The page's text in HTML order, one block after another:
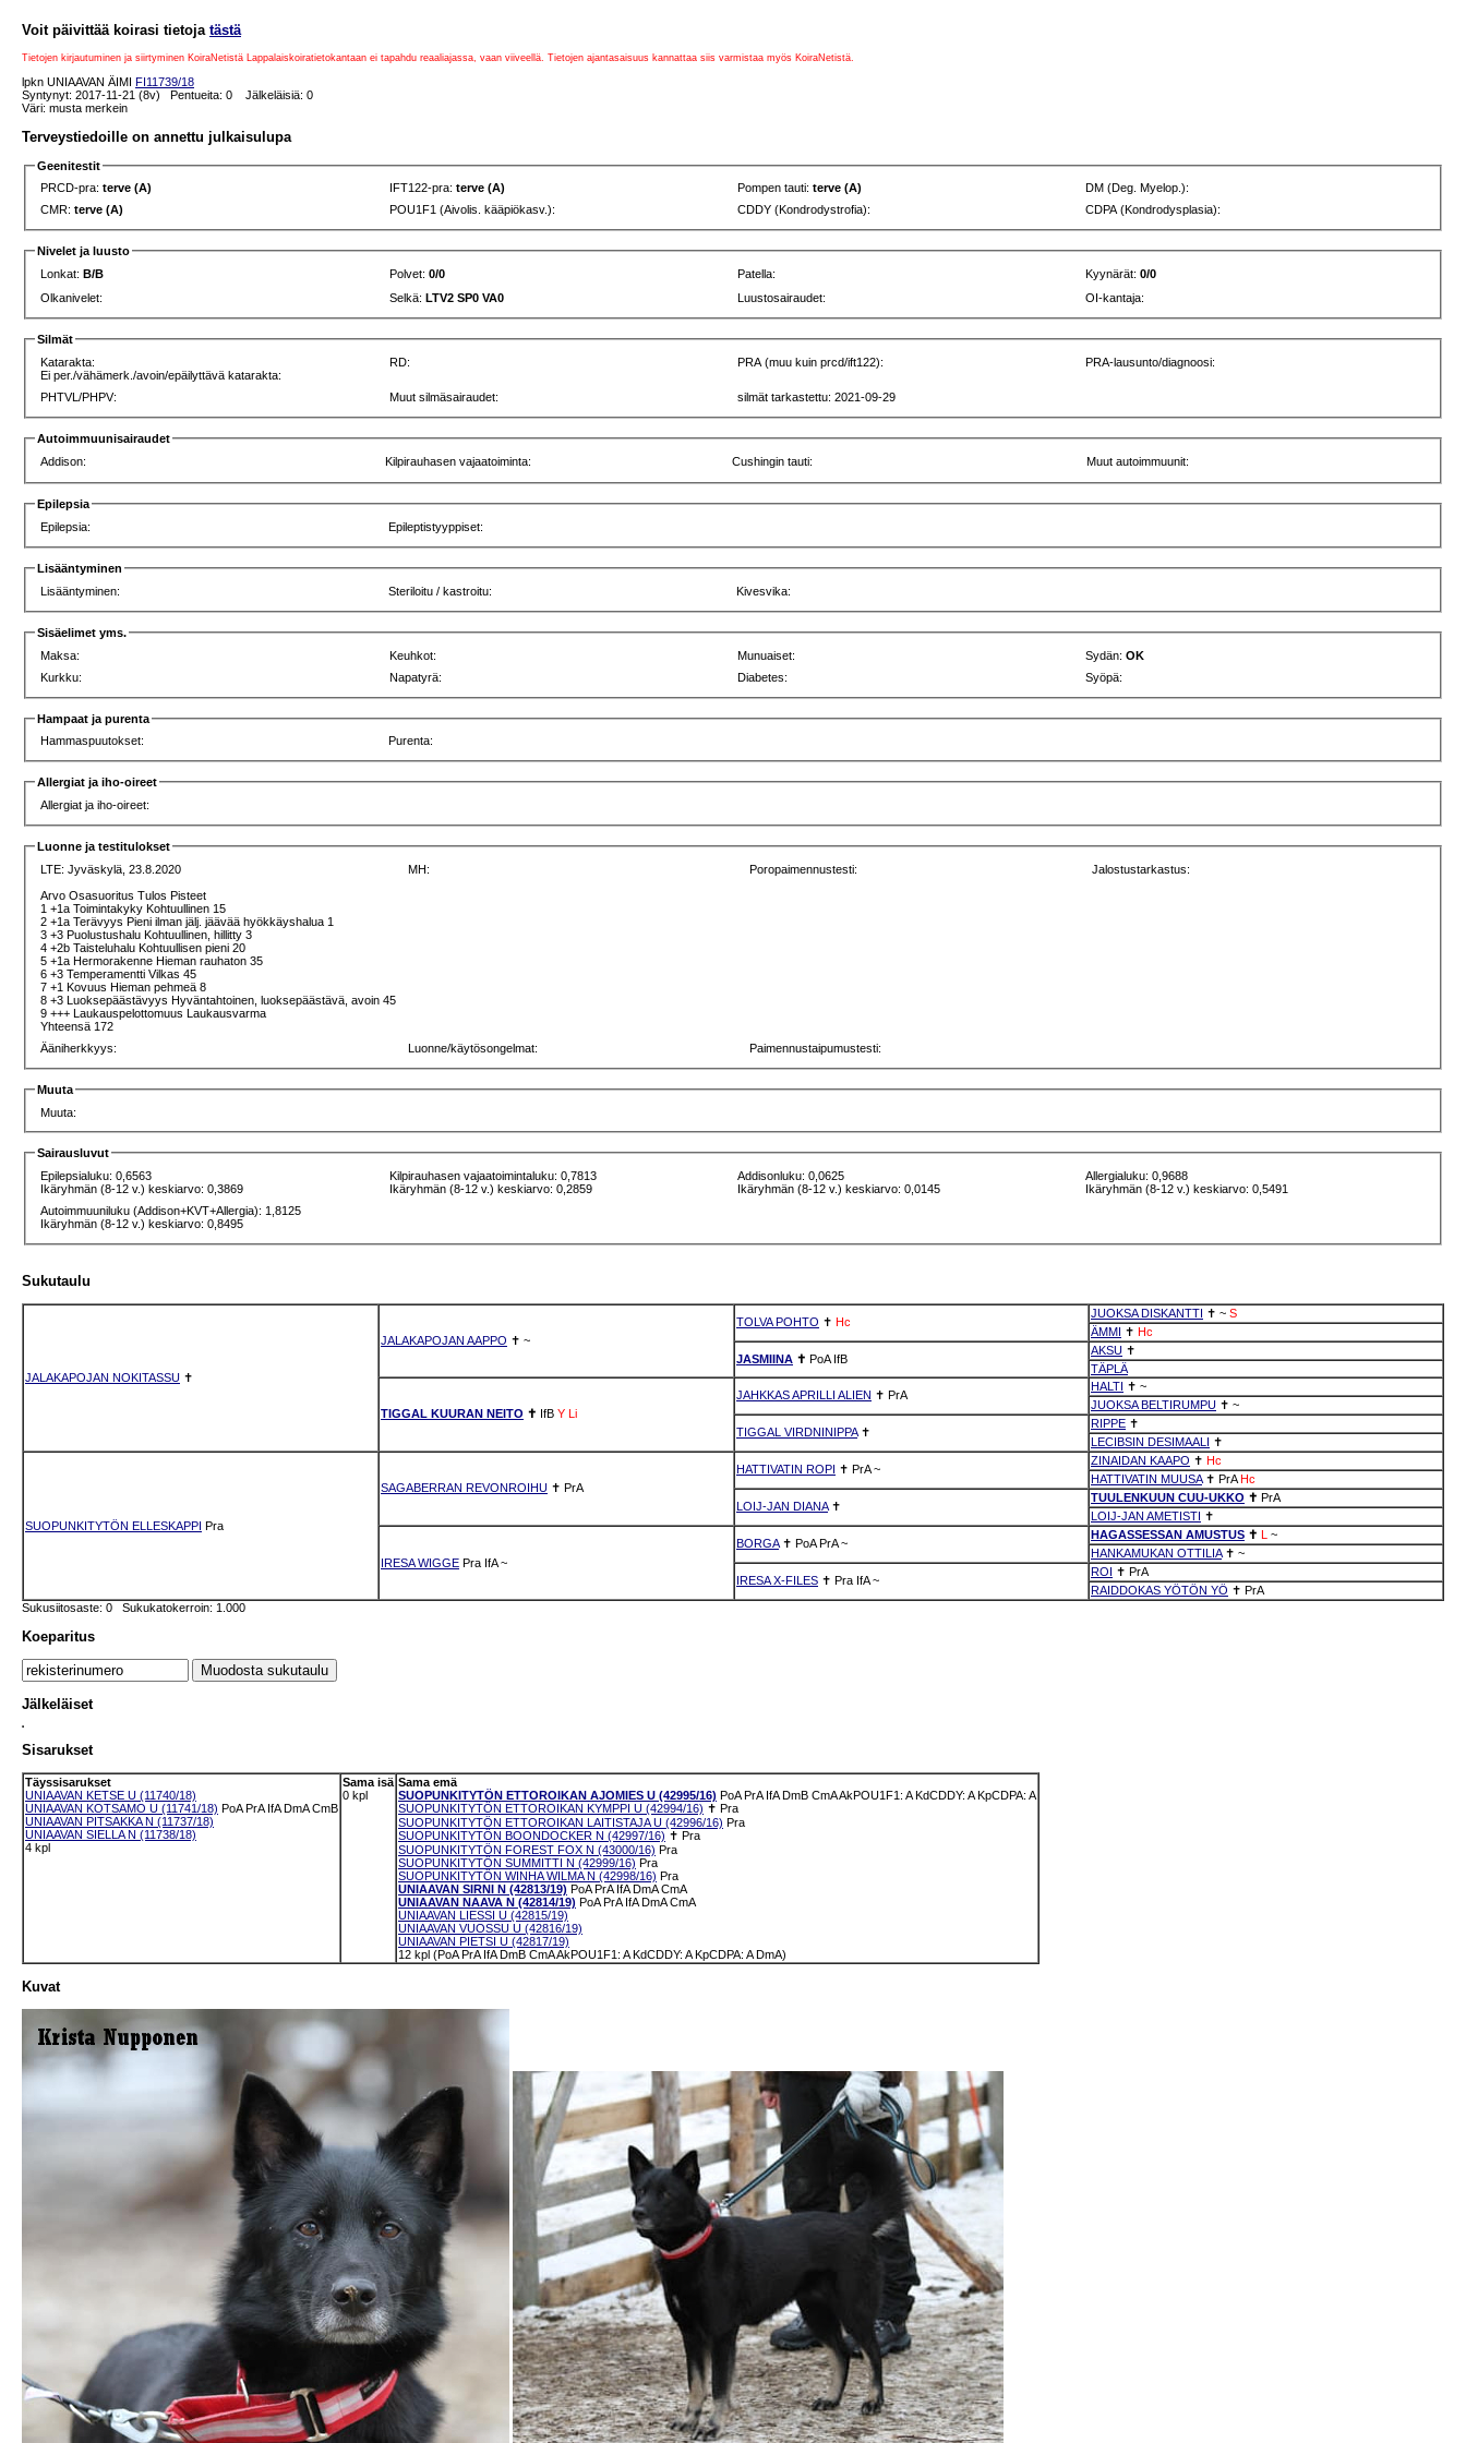
Voit päivittää koirasi tietoja tästä
Tietojen kirjautuminen ja siirtyminen KoiraNetistä Lappalaiskoiratietokantaan ei tapahdu reaaliajassa, vaan viiveellä. Tietojen ajantasaisuus kannattaa siis varmistaa myös KoiraNetistä.
lpkn UNIAAVAN ÄIMI FI11739/18
Syntynyt: 2017-11-21 (8v) Pentueita: 0 Jälkeläisiä: 0
Väri: musta merkein
Terveystiedoille on annettu julkaisulupa
Geenitestit
PRCD-pra:terve (A) IFT122-pra:terve (A) Pompen tauti:terve (A)
DM (Deg. Myelop.):
CMR:terve (A) POU1F1 (Aivolis. kääpiökasv.): CDDY (Kondrodystrofia): CDPA (Kondrodysplasia):
Nivelet ja luusto
Lonkat:B/B Polvet:0/0 Patella: Kyynärät:0/0
Olkanivelet:
Selkä:LTV2 SP0 VA0 Luustosairaudet: OI-kantaja:
Silmät
Katarakta:
Ei per./vähämerk./avoin/epäilyttävä katarakta:
RD: PRA (muu kuin prcd/ift122): PRA-lausunto/diagnoosi:
PHTVL/PHPV: Muut silmäsairaudet: silmät tarkastettu: 2021-09-29
Autoimmuunisairaudet
Addison:
Kilpirauhasen vajaatoiminta: Cushingin tauti: Muut autoimmuunit:
Epilepsia
Epilepsia:
Epileptistyyppiset:
Lisääntyminen
Lisääntyminen:
Steriloitu / kastroitu: Kivesvika:
Sisäelimet yms.
Maksa:
Keuhkot: Munuaiset: Sydän:OK
Kurkku:
Napatyrä: Diabetes: Syöpä:
Hampaat ja purenta
Hammaspuutokset:
Purenta:
Allergiat ja iho-oireet
Allergiat ja iho-oireet:
Luonne ja testitulokset
LTE:Jyväskylä, 23.8.2020
Arvo Osasuoritus Tulos Pisteet
1 +1a Toimintakyky Kohtuullinen 15
2 +1a Terävyys Pieni ilman jälj. jäävää hyökkäyshalua 1
3 +3 Puolustushalu Kohtuullinen, hillitty 3
4 +2b Taisteluhalu Kohtuullisen pieni 20
5 +1a Hermorakenne Hieman rauhaton 35
6 +3 Temperamentti Vilkas 45
7 +1 Kovuus Hieman pehmeä 8
8 +3 Luoksepäästävyys Hyväntahtoinen, luoksepäästävä, avoin 45
9 +++ Laukauspelottomuus Laukausvarma
Yhteensä 172
MH: Poropaimennustesti: Jalostustarkastus:
Ääniherkkyys: Luonne/käytösongelmat: Paimennustaipumustesti:
Muuta
Muuta:
Sairausluvut
Epilepsialuku: 0,6563
Ikäryhmän (8-12 v.) keskiarvo: 0,3869
Kilpirauhasen vajaatoimintaluku: 0,7813
Ikäryhmän (8-12 v.) keskiarvo: 0,2859
Addisonluku: 0,0625
Ikäryhmän (8-12 v.) keskiarvo: 0,0145
Allergialuku: 0,9688
Ikäryhmän (8-12 v.) keskiarvo: 0,5491
Autoimmuuniluku (Addison+KVT+Allergia): 1,8125
Ikäryhmän (8-12 v.) keskiarvo: 0,8495
Sukutaulu
JALAKAPOJAN NOKITASSU ✝
JALAKAPOJAN AAPPO ✝ ~
TOLVA POHTO ✝ Hc
JUOKSA DISKANTTI ✝ ~ S
ÄMMI ✝ Hc
JASMIINA ✝ PoA IfB
AKSU ✝
TÄPLÄ
TIGGAL KUURAN NEITO ✝ IfB Y Li
JAHKKAS APRILLI ALIEN ✝ PrA
HALTI ✝ ~
JUOKSA BELTIRUMPU ✝ ~
TIGGAL VIRDNINIPPA✝
RIPPE ✝
LECIBSIN DESIMAALI ✝
SUOPUNKITYTÖN ELLESKAPPI Pra
SAGABERRAN REVONROIHU ✝ PrA
HATTIVATIN ROPI ✝ PrA ~
ZINAIDAN KAAPO ✝ Hc
HATTIVATIN MUUSA✝ PrA Hc
LOIJ-JAN DIANA✝
TUULENKUUN CUU-UKKO ✝ PrA
LOIJ-JAN AMETISTI ✝
IRESA WIGGE Pra IfA ~
BORGA✝ PoA PrA ~
HAGASSESSAN AMUSTUS ✝ L ~
HANKAMUKAN OTTILIA✝ ~
IRESA X-FILES ✝ Pra IfA ~
ROI ✝ PrA
RAIDDOKAS YÖTÖN YÖ ✝ PrA
Sukusiitosaste: 0 Sukukatokerroin: 1.000
Koeparitus
Jälkeläiset
Sisarukset
Täyssisarukset
UNIAAVAN KETSE U (11740/18)
UNIAAVAN KOTSAMO U (11741/18) PoA PrA IfA DmA CmB
UNIAAVAN PITSAKKA N (11737/18)
UNIAAVAN SIELLA N (11738/18)
4 kpl
Sama isä
0 kpl
Sama emä
SUOPUNKITYTÖN ETTOROIKAN AJOMIES U (42995/16) PoA PrA IfA DmB CmAAkPOU1F1: A KdCDDY: A KpCDPA: A
SUOPUNKITYTÖN ETTOROIKAN KYMPPI U (42994/16) ✝ Pra
SUOPUNKITYTÖN ETTOROIKAN LAITISTAJA U (42996/16) Pra
SUOPUNKITYTÖN BOONDOCKER N (42997/16) ✝ Pra
SUOPUNKITYTÖN FOREST FOX N (43000/16) Pra
SUOPUNKITYTÖN SUMMITTI N (42999/16) Pra
SUOPUNKITYTÖN WINHA WILMA N (42998/16) Pra
UNIAAVAN SIRNI N (42813/19) PoA PrA IfA DmA CmA
UNIAAVAN NAAVA N (42814/19) PoA PrA IfA DmA CmA
UNIAAVAN LIESSI U (42815/19)
UNIAAVAN VUOSSU U (42816/19)
UNIAAVAN PIETSI U (42817/19)
12 kpl (PoA PrA IfA DmB CmA AkPOU1F1: A KdCDDY: A KpCDPA: A DmA)
Kuvat